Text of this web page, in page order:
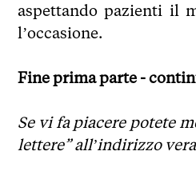
aspettando pazienti il
l’occasione.
Fine prima parte -
Se vi fa piacere potete
lettere” all’indirizzo